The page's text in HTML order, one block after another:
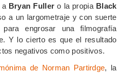
a Bryan Fuller o la propia Black
a un largometraje y con suerte
para engrosar una filmografía
Y lo cierto es que el resultado
negativos como positivos.
de Norman Partirdge, la